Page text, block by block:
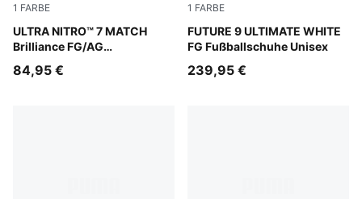
1 FARBE
ULTRA NITRO™ 7 MATCH
Brilliance FG/AG
PUMA White-Ultra Orange-Pink Alert-Light Aqua
84,95 €
1 FARBE
FUTURE 9 ULTIMATE WHITE
FG Fußballschuhe Unisex
PUMA White-Luminous
239,95 €